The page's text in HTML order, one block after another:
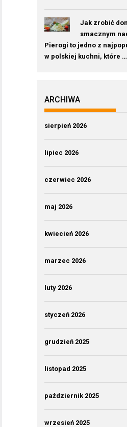
Jak zrobić
smacznym
Pierogi to jedno z
w polskiej kuchni, które …
ARCHIWA
sierpień 2026
lipiec 2026
czerwiec 2026
maj 2026
kwiecień 2026
marzec 2026
luty 2026
styczeń 2026
grudzień 2025
listopad 2025
październik 2025
wrzesień 2025